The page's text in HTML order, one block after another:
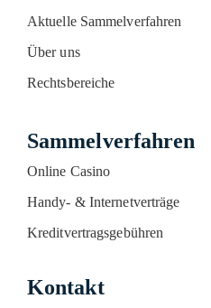
Aktuelle Sammelverfahren
Über uns
Rechtsbereiche
Sammelverfahren
Online Casino
Handy- & Internetverträge
Kreditvertragsgebühren
Kontakt